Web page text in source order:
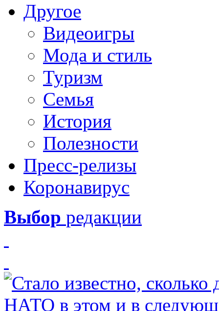
Другое
Видеоигры
Мода и стиль
Туризм
Семья
История
Полезности
Пресс-релизы
Коронавирус
Выбор редакции